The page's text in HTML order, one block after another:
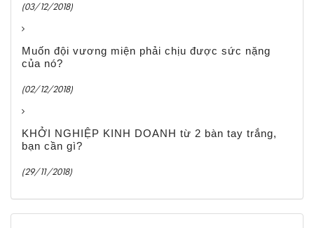
(03/12/2018)
Muốn đội vương miện phải chịu được sức nặng
của nó?
(02/12/2018)
KHỞI NGHIỆP KINH DOANH từ 2 bàn tay trắng,
bạn cần gì?
(29/11/2018)